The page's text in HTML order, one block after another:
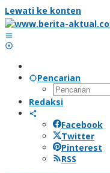
Lewati ke konten
Pencarian
Redaksi
Facebook
Twitter
Pinterest
RSS